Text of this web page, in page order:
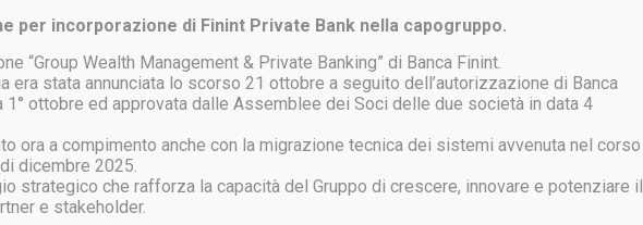
ACCEDI
persa?
per incorporazione di Finint Private Bank nella capogruppo.
“Group Wealth Management & Private Banking” di Banca Finint.
era stata annunciata lo scorso 21 ottobre a seguito dell’autorizzazione di Banca
1° ottobre ed approvata dalle Assemblee dei Soci delle due società in data 4
ora a compimento anche con la migrazione tecnica dei sistemi avvenuta nel corso
dicembre 2025.
strategico che rafforza la capacità del Gruppo di crescere, innovare e potenziare il
e stakeholder.